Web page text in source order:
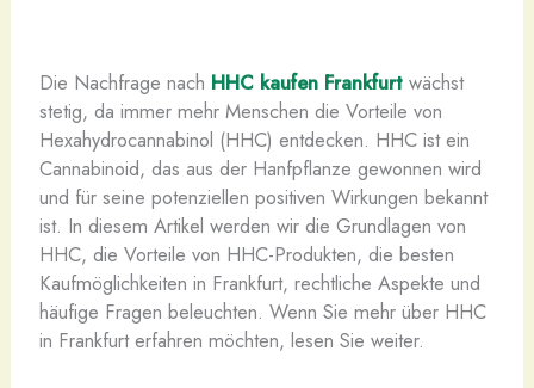
Die Nachfrage nach HHC kaufen Frankfurtwächst
stetig, da immer mehr Menschen die Vorteile von
Hexahydrocannabinol (HHC) entdecken. HHC ist ein
Cannabinoid, das aus der Hanfpflanze gewonnen wird
und für seine potenziellen positiven Wirkungen bekannt
ist. In diesem Artikel werden wir die Grundlagen von
HHC, die Vorteile von HHC-Produkten, die besten
Kaufmöglichkeiten in Frankfurt, rechtliche Aspekte und
häufige Fragen beleuchten. Wenn Sie mehr über HHC
in Frankfurt erfahren möchten, lesen Sie weiter.